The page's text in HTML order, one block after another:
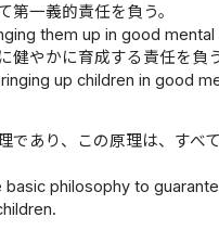
一義的責任を負う。
them up in good mental
やかに育成する責任を負う
up children in good
あり、この原理は、すべ
philosophy to